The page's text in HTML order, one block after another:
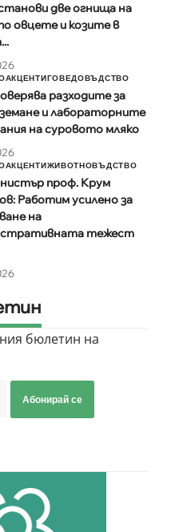
две огнища на
овцете и козите в
АКЦЕНТИГОВЕДОВЪДСТВО
разходите за
и лабораторните
на суровото мляко
АКЦЕНТИЖИВОТНОВЪДСТВО
проф. Крум
Работим усилено за
на
тежест
бюлетин на
Абонирай се